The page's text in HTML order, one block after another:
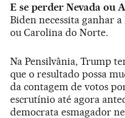
E se perder Nevada ou
Biden necessita ganhar
ou Carolina do Norte.
Na Pensilvânia, Trump
que o resultado possa
da contagem de votos
escrutínio até agora
democrata esmagador